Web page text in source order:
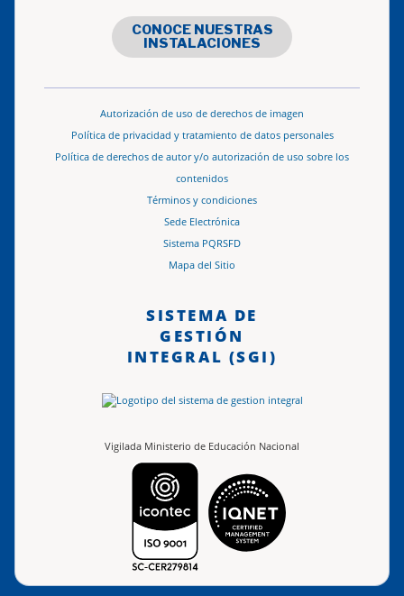
CONOCE NUESTRAS
INSTALACIONES
Autorización de uso de derechos de imagen
Política de privacidad y tratamiento de datos personales
Política de derechos de autor y/o autorización de uso sobre los
contenidos
Términos y condiciones
Sede Electrónica
Sistema PQRSFD
Mapa del Sitio
SISTEMA DE
GESTIÓN
INTEGRAL (SGI)
Vigilada Ministerio de Educación Nacional